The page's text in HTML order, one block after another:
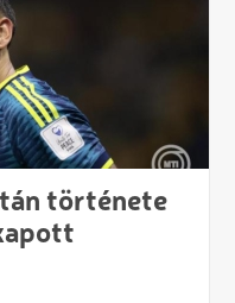
története